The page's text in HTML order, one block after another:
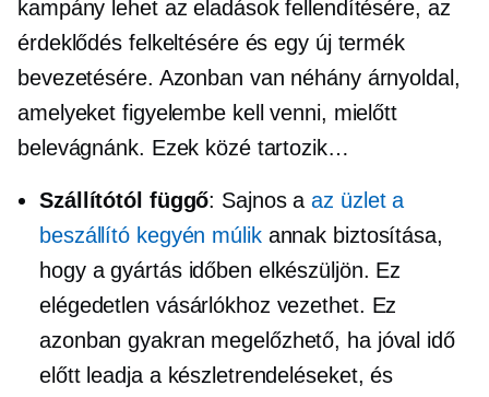
kampány lehet az eladások fellendítésére, az
érdeklődés felkeltésére és egy új termék
bevezetésére. Azonban van néhány árnyoldal,
amelyeket figyelembe kell venni, mielőtt
belevágnánk. Ezek közé tartozik…
Szállítótól függő: Sajnos aaz üzlet a
beszállító kegyén múlikannak biztosítása,
hogy a gyártás időben elkészüljön. Ez
elégedetlen vásárlókhoz vezethet. Ez
azonban gyakran megelőzhető, ha jóval idő
előtt leadja a készletrendeléseket, és